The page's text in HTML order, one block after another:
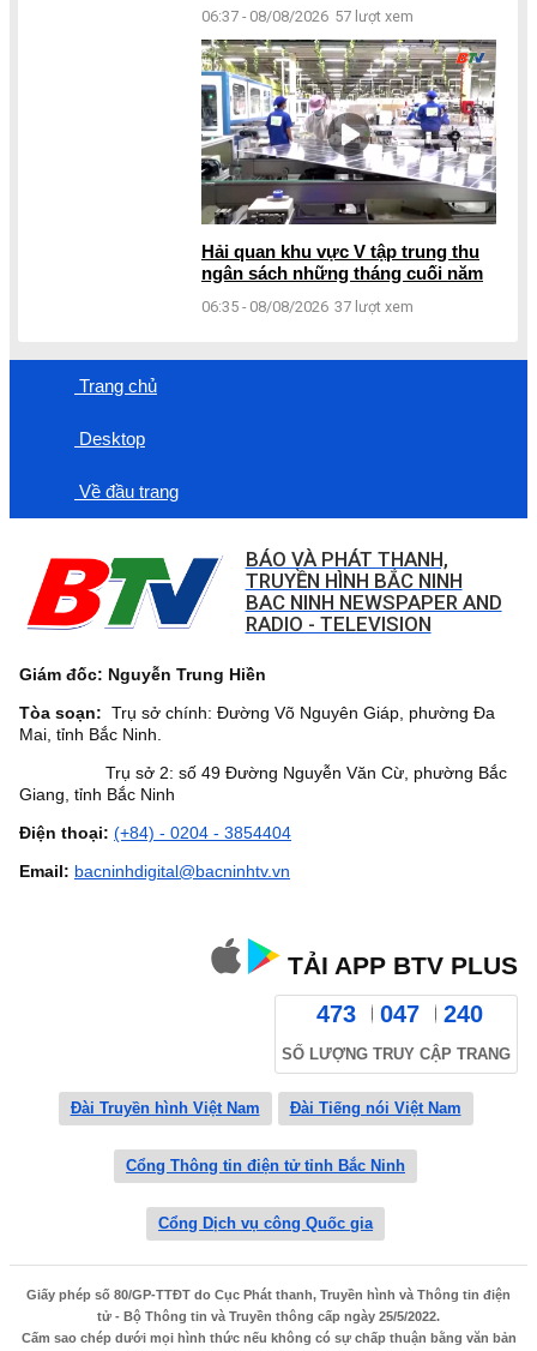
06:37 - 08/08/2026 57 lượt xem
Hải quan khu vực V tập trung thu
ngân sách những tháng cuối năm
06:35 - 08/08/2026 37 lượt xem
Trang chủ
Desktop
Về đầu trang
BÁO VÀ PHÁT THANH,
TRUYỀN HÌNH BẮC NINH
BAC NINH NEWSPAPER AND
RADIO - TELEVISION
Giám đốc: Nguyễn Trung Hiền
Tòa soạn: Trụ sở chính: Đường Võ Nguyên Giáp, phường Đa
Mai, tỉnh Bắc Ninh.
Trụ sở 2: số 49 Đường Nguyễn Văn Cừ, phường Bắc
Giang, tỉnh Bắc Ninh
Điện thoại: (+84) - 0204 - 3854404
Email: bacninhdigital@bacninhtv.vn
TẢI APP BTV PLUS
473 047 240
SỐ LƯỢNG TRUY CẬP TRANG
Đài Truyền hình Việt Nam Đài Tiếng nói Việt Nam
Cổng Thông tin điện tử tỉnh Bắc Ninh
Cổng Dịch vụ công Quốc gia
Giấy phép số 80/GP-TTĐT do Cục Phát thanh, Truyền hình và Thông tin điện
tử - Bộ Thông tin và Truyền thông cấp ngày 25/5/2022.
Cấm sao chép dưới mọi hình thức nếu không có sự chấp thuận bằng văn bản